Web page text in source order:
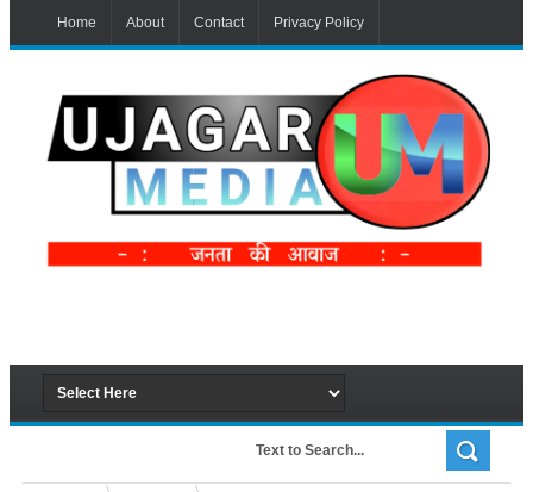
Home About Contact Privacy Policy